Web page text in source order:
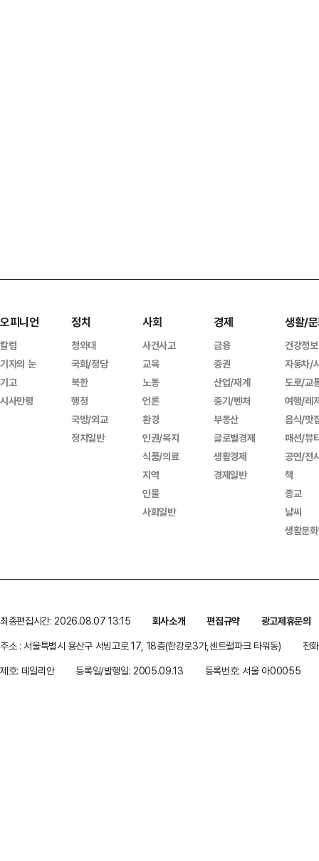
오피니언
칼럼
기자의 눈
기고
시사만평
정치
청와대
국회/정당
북한
행정
국방/외교
정치일반
사회
사건사고
교육
노동
언론
환경
인권/복지
식품/의료
지역
인물
사회일반
경제
금융
증권
산업/재계
중기/벤처
부동산
글로벌경제
생활경제
경제일반
생활/
건강정보
자동차/
도로/교
여행/레
음식/맛
패션/뷰
공연/전
책
종교
날씨
생활문
최종편집시간: 2026.08.07 13:15 회사소개 편집규약
광고제휴문의
주소 : 서울특별시 용산구 서빙고로 17, 18층(한강로3가,센트럴파크 타워동)
전
제호: 데일리안
등록일/발행일: 2005.09.13 등록번호: 서울 아00055